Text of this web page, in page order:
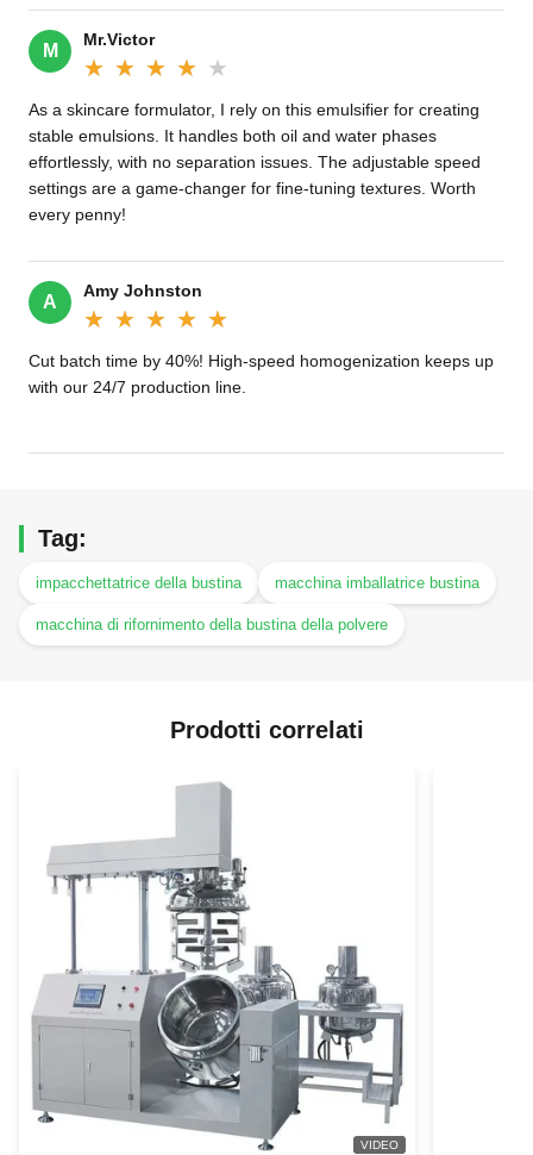
M
Mr.Victor
★★★★★
★★★★★
As a skincare formulator, I rely on this emulsifier for creating
stable emulsions. It handles both oil and water phases
effortlessly, with no separation issues. The adjustable speed
settings are a game-changer for fine-tuning textures. Worth
every penny!
A
Amy Johnston
★★★★★
★★★★★
Cut batch time by 40%! High-speed homogenization keeps up
with our 24/7 production line.
Tag:
impacchettatrice della bustina macchina imballatrice bustina
macchina di rifornimento della bustina della polvere
Prodotti correlati
VIDEO